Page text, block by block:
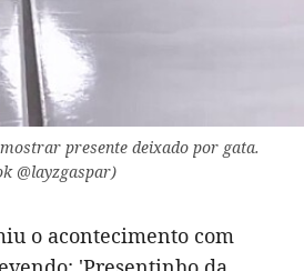
presente deixado por gata.
@layzgaspar)
o acontecimento com